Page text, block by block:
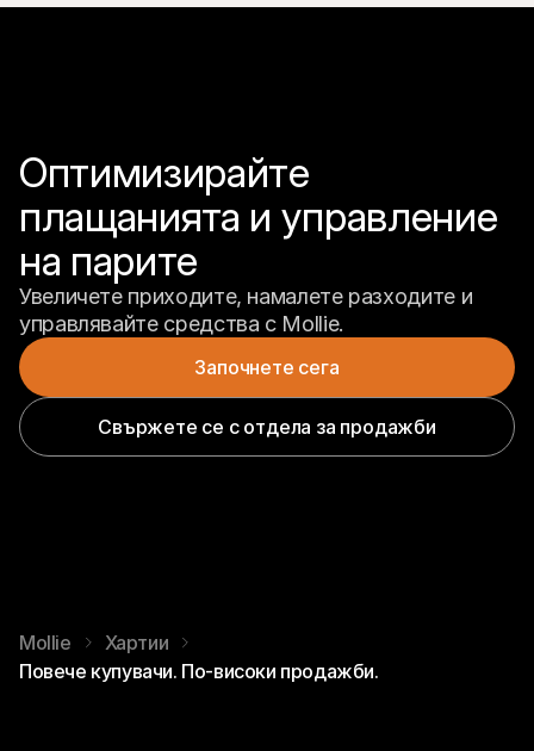
Оптимизирайте
плащанията и управление
на парите
Увеличете приходите, намалете разходите и
управлявайте средства с Mollie.
Започнете сега
Свържете се с отдела за продажби
Mollie
Хартии
Повече купувачи. По-високи продажби.